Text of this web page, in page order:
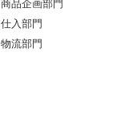
商品企画部門
仕入部門
物流部門